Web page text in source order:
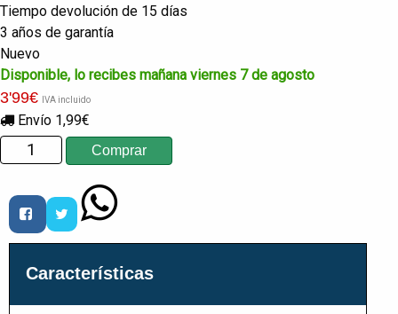
Tiempo devolución de 15 días
3 años de garantía
Nuevo
Disponible, lo recibes mañana viernes 7 de agosto
3'99€ IVA incluido
Envío 1,99€
Características